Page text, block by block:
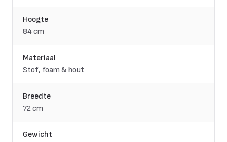
Hoogte
84 cm
Materiaal
Stof, foam & hout
Breedte
72 cm
Gewicht